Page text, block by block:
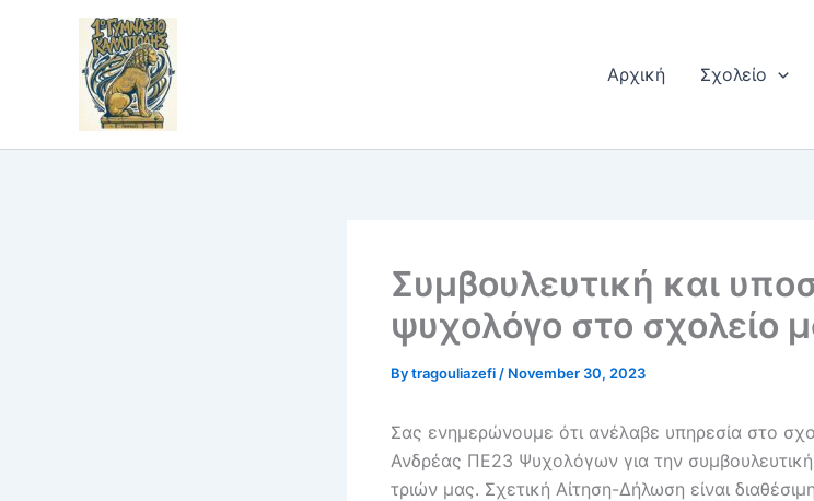
Αρχική Σχολείο
Συμβουλευτική και
ψυχολόγο στο σχολείο
Bytragouliazefi / November 30, 2023
Σας ενημερώνουμε ότι ανέλαβε υπηρεσία στο
Ανδρέας ΠΕ23 Ψυχολόγων για την
τριών μας. Σχετική Αίτηση-Δήλωση είναι